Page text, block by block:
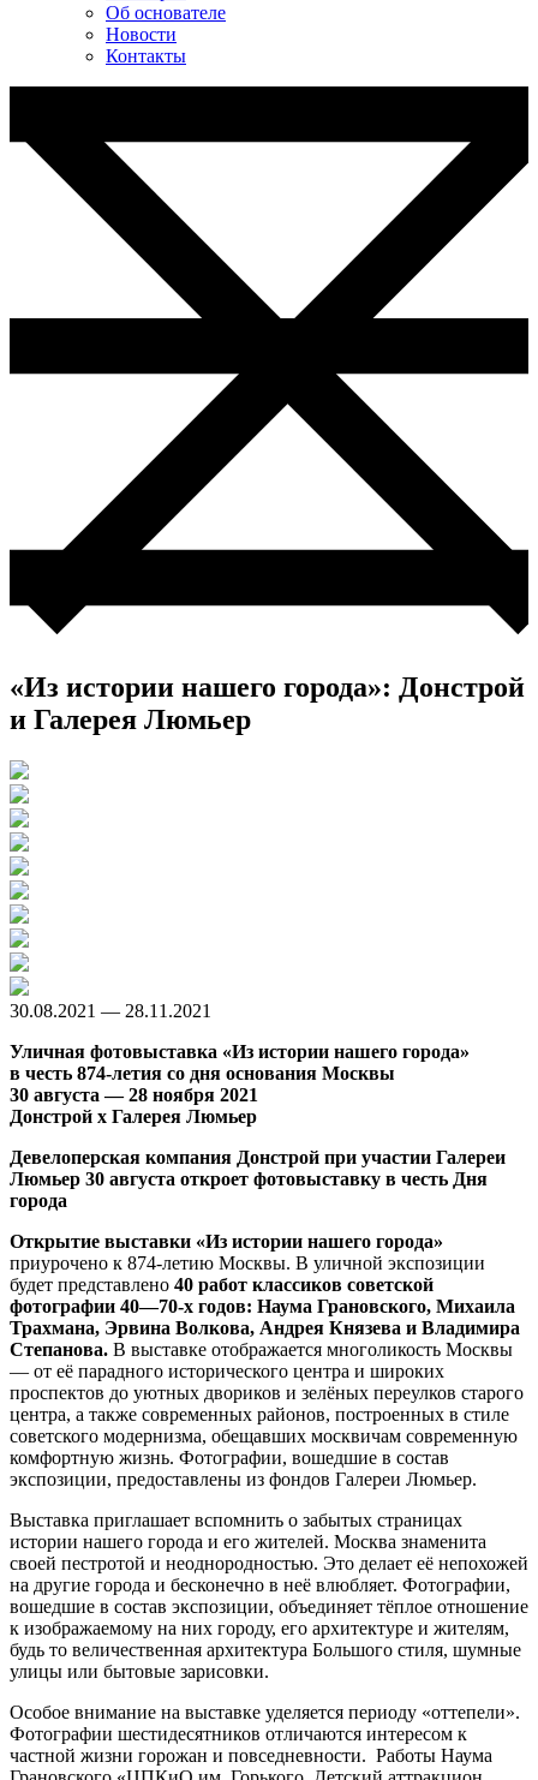
Об основателе
Новости
Контакты
«Из истории нашего города»: Донстрой
и Галерея Люмьер
30.08.2021 — 28.11.2021
Уличная фотовыставка «Из истории нашего города»
в честь 874-летия со дня основания Москвы
30 августа — 28 ноября 2021
Донстрой х Галерея Люмьер
Девелоперская компания Донстрой при участии Галереи
Люмьер 30 августа откроет фотовыставку в честь Дня
города
Открытие выставки «Из истории нашего города»
приурочено к 874-летию Москвы. В уличной экспозиции
будет представлено 40 работ классиков советской
фотографии 40—70-х годов: Наума Грановского, Михаила
Трахмана, Эрвина Волкова, Андрея Князева и Владимира
Степанова. В выставке отображается многоликость Москвы
— от её парадного исторического центра и широких
проспектов до уютных двориков и зелёных переулков старого
центра, а также современных районов, построенных в стиле
советского модернизма, обещавших москвичам современную
комфортную жизнь. Фотографии, вошедшие в состав
экспозиции, предоставлены из фондов Галереи Люмьер.
Выставка приглашает вспомнить о забытых страницах
истории нашего города и его жителей. Москва знаменита
своей пестротой и неоднородностью. Это делает её непохожей
на другие города и бесконечно в неё влюбляет. Фотографии,
вошедшие в состав экспозиции, объединяет тёплое отношение
к изображаемому на них городу, его архитектуре и жителям,
будь то величественная архитектура Большого стиля, шумные
улицы или бытовые зарисовки.
Особое внимание на выставке уделяется периоду «оттепели».
Фотографии шестидесятников отличаются интересом к
частной жизни горожан и повседневности. Работы Наума